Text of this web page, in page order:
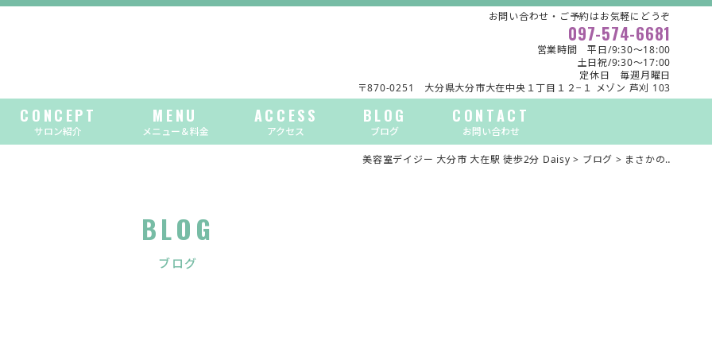
お問い合わせ・ご予約はお気軽にどうぞ
097-574-6681
営業時間 平日/9:30～18:00
土日祝/9:30～17:00
定休日 毎週月曜日
〒870-0251 大分県大分市大在中央１丁目１２−１ メゾン 芦刈 103
CONCEPT
サロン紹介
MENU
メニュー＆料金
ACCESS
アクセス
BLOG
ブログ
CONTACT
お問い合わせ
美容室デイジー 大分市 大在駅 徒歩2分 Daisy > ブログ > まさかの‥
BLOG
ブログ